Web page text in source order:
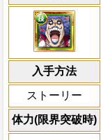
入手方法
ストーリー
体力(限界突破時)